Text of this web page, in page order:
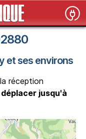
et ses environs
réception
jusqu'à